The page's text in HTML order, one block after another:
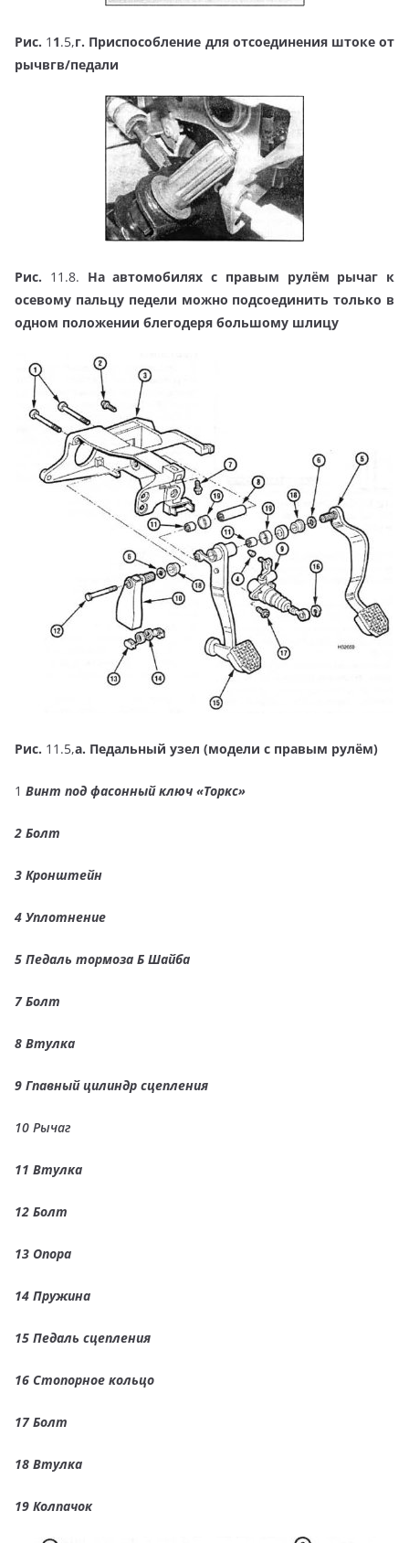
Рис. 1 1.5,г. Приспособление для отсоединения штоке от
рычвгв/педали
Рис. 11.8. На автомобилях с правым рулём рычаг к
осевому пальцу педели можно подсоединить только в
одном положении блегодеря большому шлицу
Рис. 11.5,а. Педальный узел (модели с правым рулём)
1 Винт под фасонный ключ «Торкс»
2 Болт
3 Кронштейн
4 Уплотнение
5 Педаль тормоза Б Шайба
7 Болт
8 Втулка
9 Гпавный цилиндр сцепления
10 Рычаг
11 Втулка
12 Болт
13 Опора
14 Пружина
15 Педаль сцепления
16 Стопорное кольцо
17 Болт
18 Втулка
19 Колпачок